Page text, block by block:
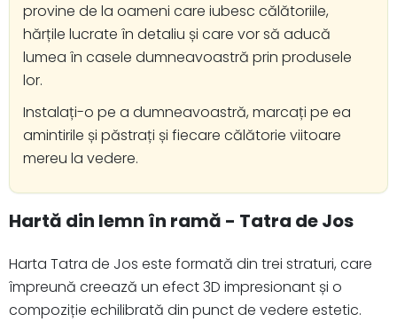
provine de la oameni care iubesc călătoriile,
hărțile lucrate în detaliu și care vor să aducă
lumea în casele dumneavoastră prin produsele
lor.
Instalați-o pe a dumneavoastră, marcați pe ea
amintirile și păstrați și fiecare călătorie viitoare
mereu la vedere.
Hartă din lemn în ramă - Tatra de Jos
Harta Tatra de Jos este formată din trei straturi, care
împreună creează un efect 3D impresionant și o
compoziție echilibrată din punct de vedere estetic.